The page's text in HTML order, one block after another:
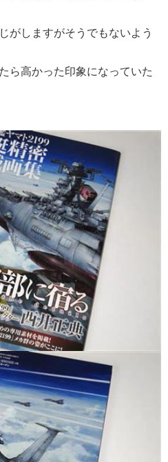
がしますがそうでもないよう
ら高かった印象になっていた